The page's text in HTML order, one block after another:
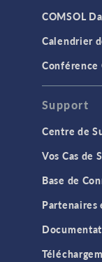
COMSOL
Calendrier
Conférence
Support
Centre de
Vos Cas de
Base de
Partenaires